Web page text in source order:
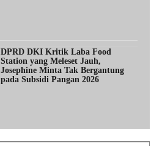
DPRD DKI Kritik Laba Food
Station yang Meleset Jauh,
Josephine Minta Tak Bergantung
pada Subsidi Pangan 2026